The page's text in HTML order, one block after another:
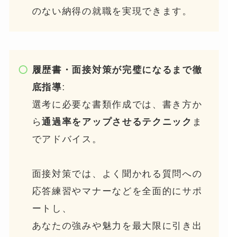
のない納得の就職を実現できます。
履歴書・面接対策が完璧になるまで徹
底指導:
選考に必要な書類作成では、書き方か
ら通過率をアップさせるテクニック ま
でアドバイス。
面接対策では、よく聞かれる質問への
応答練習やマナーなどを全面的にサポ
ートし、
あなたの強みや魅力を最大限に引き出